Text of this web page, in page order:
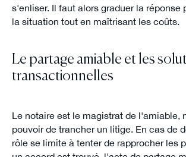
s'enliser. Il faut alors graduer la réponse
la situation tout en maîtrisant les coûts.
Le partage amiable et les
transactionnelles
Le notaire est le magistrat de l'amiable,
pouvoir de trancher un litige. En cas de
rôle se limite à tenter de rapprocher les